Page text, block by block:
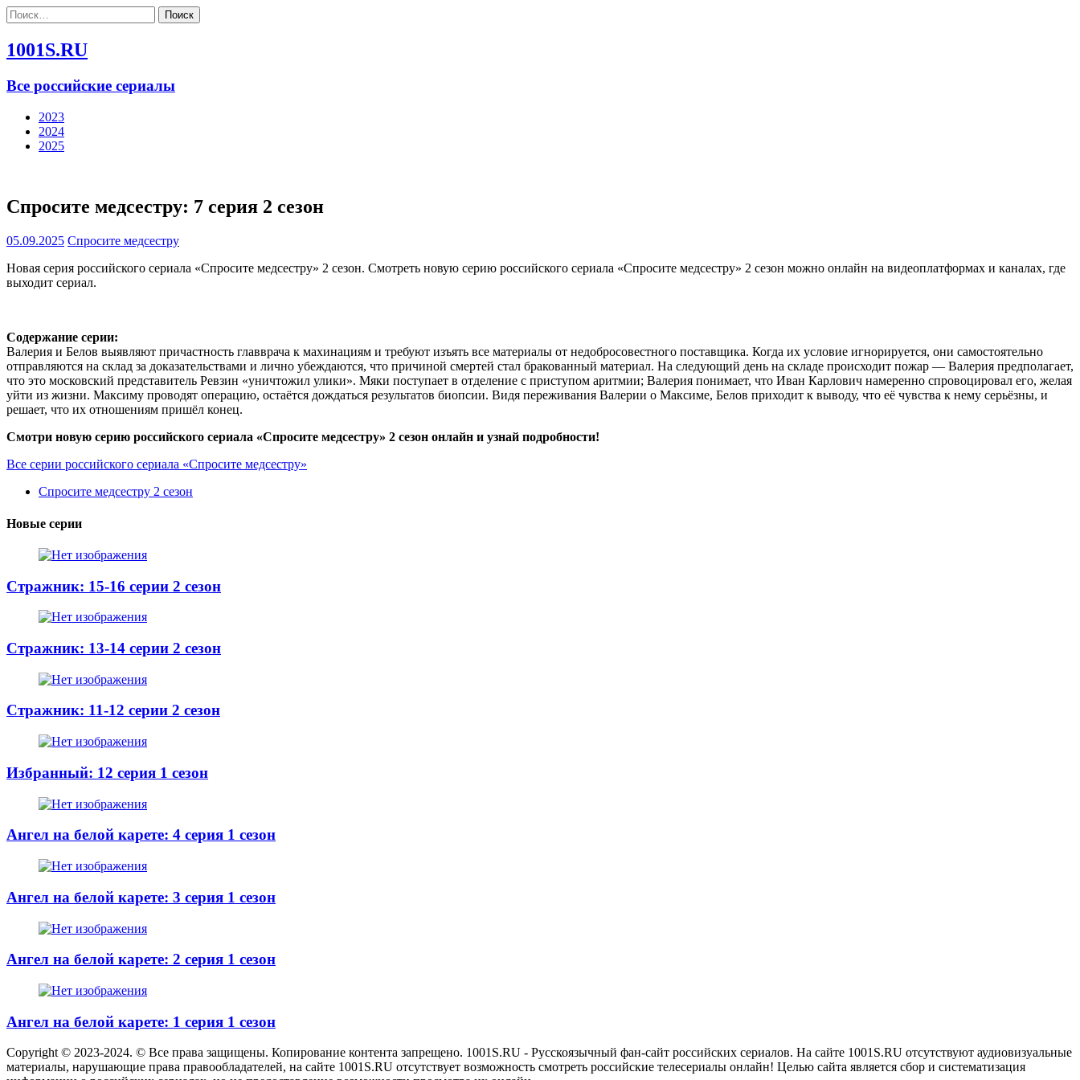
Найти:
1001S.RU
Все российские сериалы
2023
2024
2025
Спросите медсестру: 7 серия 2 сезон
05.09.2025 Спросите медсестру
Новая серия российского сериала «Спросите медсестру» 2 сезон. Смотреть новую серию российского сериала «Спросите медсестру» 2 сезон можно онлайн на видеоплатформах и каналах, где
выходит сериал.
Содержание серии:
Валерия и Белов выявляют причастность главврача к махинациям и требуют изъять все материалы от недобросовестного поставщика. Когда их условие игнорируется, они самостоятельно
отправляются на склад за доказательствами и лично убеждаются, что причиной смертей стал бракованный материал. На следующий день на складе происходит пожар — Валерия предполагает,
что это московский представитель Ревзин «уничтожил улики». Мяки поступает в отделение с приступом аритмии; Валерия понимает, что Иван Карлович намеренно спровоцировал его, желая
уйти из жизни. Максиму проводят операцию, остаётся дождаться результатов биопсии. Видя переживания Валерии о Максиме, Белов приходит к выводу, что её чувства к нему серьёзны, и
решает, что их отношениям пришёл конец.
Смотри новую серию российского сериала «Спросите медсестру» 2 сезон онлайн и узнай подробности!
Все серии российского сериала «Спросите медсестру»
Спросите медсестру 2 сезон
Новые серии
Стражник: 15-16 серии 2 сезон
Стражник: 13-14 серии 2 сезон
Стражник: 11-12 серии 2 сезон
Избранный: 12 серия 1 сезон
Ангел на белой карете: 4 серия 1 сезон
Ангел на белой карете: 3 серия 1 сезон
Ангел на белой карете: 2 серия 1 сезон
Ангел на белой карете: 1 серия 1 сезон
Copyright © 2023-2024. © Все права защищены. Копирование контента запрещено. 1001S.RU - Русскоязычный фан-сайт российских сериалов. На сайте 1001S.RU отсутствуют аудиовизуальные
материалы, нарушающие права правообладателей, на сайте 1001S.RU отсутствует возможность смотреть российские телесериалы онлайн! Целью сайта является сбор и систематизация